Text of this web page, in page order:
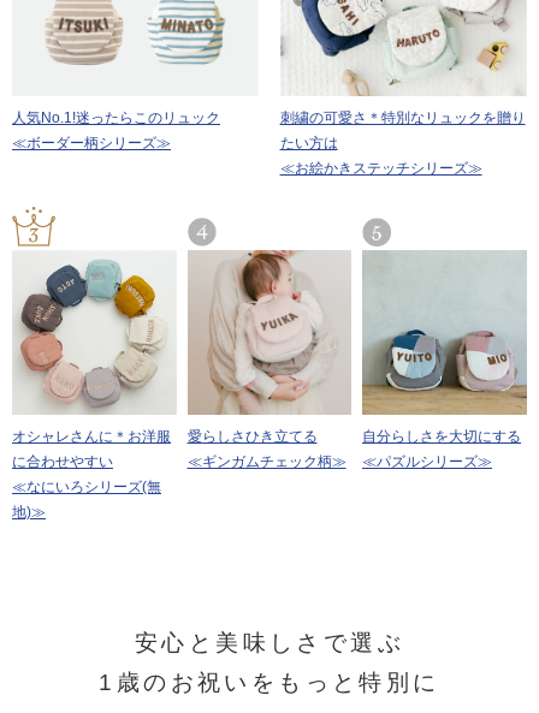
人気No.1!迷ったらこのリュック
≪ボーダー柄シリーズ≫
刺繍の可愛さ＊特別なリュックを贈り
たい方は
≪お絵かきステッチシリーズ≫
オシャレさんに＊お洋服
に合わせやすい
≪なにいろシリーズ(無
地)≫
愛らしさひき立てる
≪ギンガムチェック柄≫
自分らしさを大切にする
≪パズルシリーズ≫
安心と美味しさで選ぶ
1歳のお祝いをもっと特別に